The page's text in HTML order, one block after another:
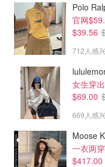
$99.00
官网
$39.56
712人感
女生穿
$69.00
669人感
一衣两
$417.00